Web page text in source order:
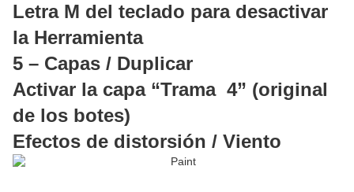
Letra M del teclado para desactivar
la Herramienta
5 – Capas / Duplicar
Activar la capa “Trama 4” (original
de los botes)
Efectos de distorsión / Viento